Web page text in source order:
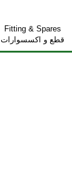
Fitting & Spares
قطع و اكسسوارات